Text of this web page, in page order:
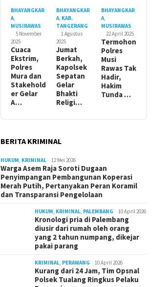
BHAYANGKAR
A,
MUSIRAWAS
5 November
2025
Cuaca
Ekstrim,
Polres
Mura dan
Stakehold
er Gelar
A…
BHAYANGKAR
A, KAB.
TANGERANG
1 Agustus
2025
Jumat
Berkah,
Kapolsek
Sepatan
Gelar
Bhakti
Religi…
BHAYANGKAR
A,
MUSIRAWAS
22 April 2025
Termohon
Polres
Musi
Rawas Tak
Hadir,
Hakim
Tunda …
BERITA KRIMINAL
HUKUM, KRIMINAL 12 Mei 2026
Warga Asem Raja Soroti Dugaan
Penyimpangan Pembangunan Koperasi
Merah Putih, Pertanyakan Peran Koramil
dan Transparansi Pengelolaan
HUKUM, KRIMINAL, PALEMBANG 10 April 2026
Kronologi pria di Palembang
diusir dari rumah oleh orang
yang 2 tahun numpang, dikejar
pakai parang
KRIMINAL, PERAWANG 10 April 2026
Kurang dari 24 Jam, Tim Opsnal
Polsek Tualang Ringkus Pelaku